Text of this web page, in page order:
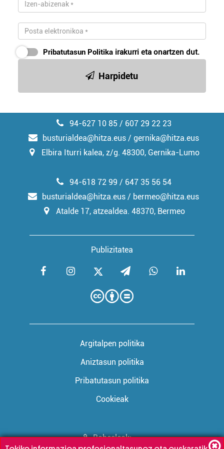
Pribatutasun Politika irakurri eta onartzen dut.
Harpidetu
94-627 10 85 / 607 29 22 23
busturialdea@hitza.eus / gernika@hitza.eus
Elbira Iturri kalea, z/g. 48300, Gernika-Lumo
Publizitatea
94-618 72 99 / 647 35 56 54
busturialdea@hitza.eus / bermeo@hitza.eus
Atalde 17, atzealdea. 48370, Bermeo
Argitalpen politika
Aniztasun politika
Pribatutasun politika
Cookieak
Babesleak: